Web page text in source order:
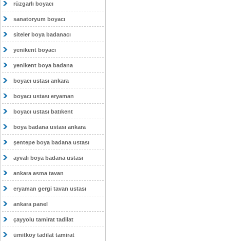
rüzgarlı boyacı
sanatoryum boyacı
siteler boya badanacı
yenikent boyacı
yenikent boya badana
boyacı ustası ankara
boyacı ustası eryaman
boyacı ustası batıkent
boya badana ustası ankara
şentepe boya badana ustası
ayvalı boya badana ustası
ankara asma tavan
eryaman gergi tavan ustası
ankara panel
çayyolu tamirat tadilat
ümitköy tadilat tamirat